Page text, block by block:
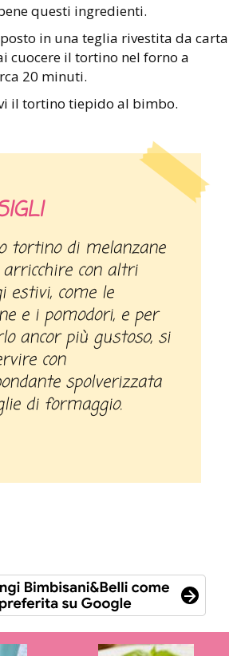
questi ingredienti.
in una teglia rivestita da carta
cuocere il tortino nel forno a
20 minuti.
il tortino tiepido al bimbo.
con altri
estivi, come le
e i pomodori, e per
ancor più gustoso, si
con
spolverizzata
di formaggio.